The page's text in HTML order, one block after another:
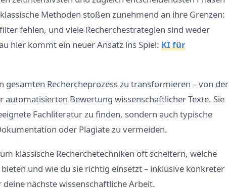
Methoden stoßen zunehmend an ihre Grenzen:
fehlen, und viele Recherchestrategien sind weder
hier kommt ein neuer Ansatz ins Spiel: KI für
gesamten Rechercheprozess zu transformieren – von der
Bewertung wissenschaftlicher Texte. Sie
Fachliteratur zu finden, sondern auch typische
oder Plagiate zu vermeiden.
klassische Recherchetechniken oft scheitern, welche
und wie du sie richtig einsetzt – inklusive konkreter
nächste wissenschaftliche Arbeit.